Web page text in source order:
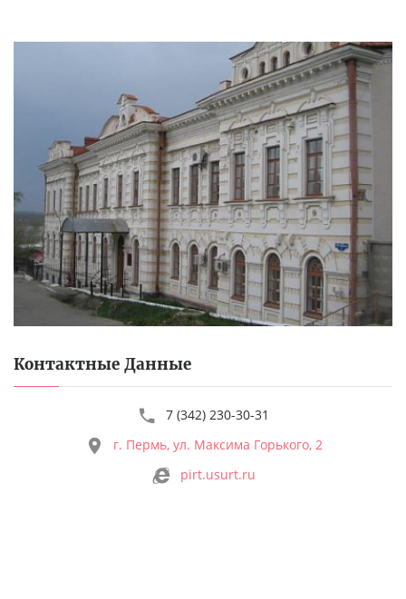
Контактные Данные
7 (342) 230-30-31
г. Пермь, ул. Максима Горького, 2
pirt.usurt.ru